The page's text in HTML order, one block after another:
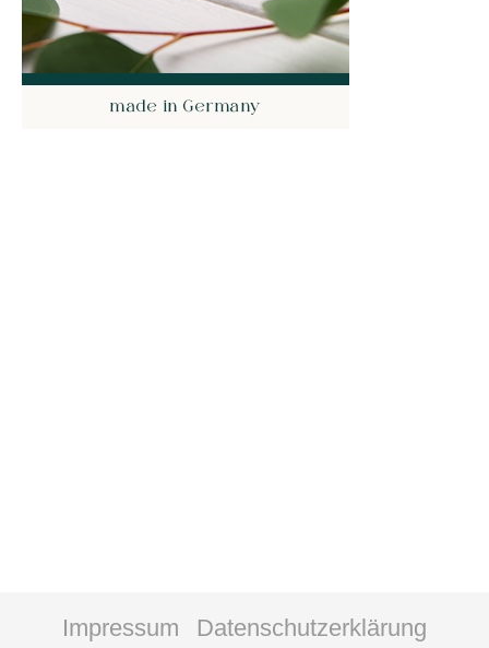
Impressum Datenschutzerklärung